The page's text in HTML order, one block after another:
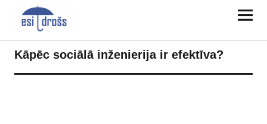
Kāpēc sociālā inženierija ir efektīva?